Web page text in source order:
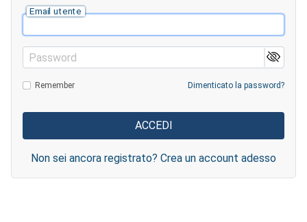
Email utente
Password
Remember Dimenticato la password?
Non sei ancora registrato? Crea un account adesso